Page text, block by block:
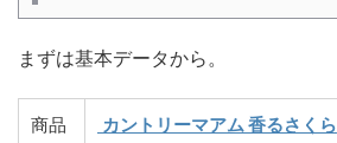
まずは基本データから。
商品
カントリーマアム 香るさくら